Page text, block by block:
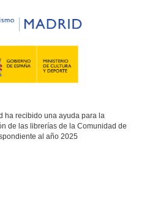
ha recibido una ayuda para la
de las librerías de la Comunidad de
al año 2025